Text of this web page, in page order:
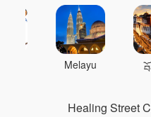
Melayu
Healing Street